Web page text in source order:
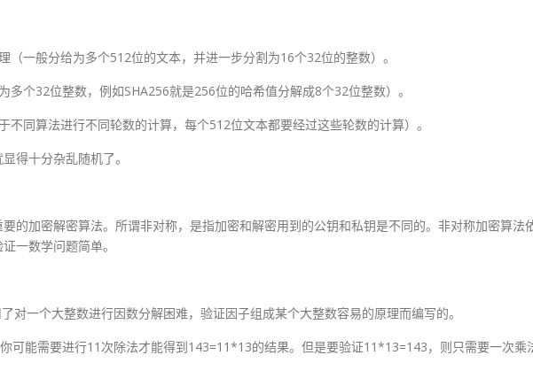
（一般分给为多个512位的文本，并进一步分割为16个32位的整数）。
多个32位整数，例如SHA256就是256位的哈希值分解成8个32位整数）。
不同算法进行不同轮数的计算，每个512位文本都要经过这些轮数的计算）。
得十分杂乱随机了。
的加密解密算法。所谓非对称，是指加密和解密用到的公钥和私钥是不同的。非对称加密算法
一数学问题简单。
对一个大整数进行因数分解困难，验证因子组成某个大整数容易的原理而编写的。
可能需要进行11次除法才能得到143=11*13的结果。但是要验证11*13=143，则只需要一次乘